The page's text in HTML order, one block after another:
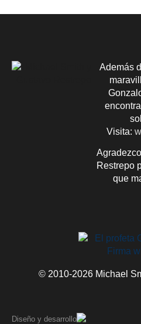
Además
Visita:
Restrepo
que
© 2010-2026 Michael
Diseño y desarrollo